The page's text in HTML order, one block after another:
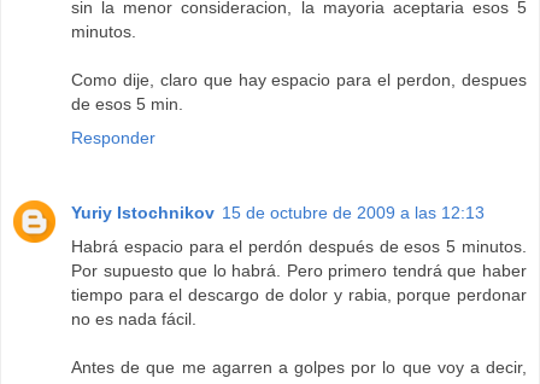
sin la menor consideracion, la mayoria aceptaria esos 5
minutos.
Como dije, claro que hay espacio para el perdon, despues
de esos 5 min.
Responder
Yuriy Istochnikov 15 de octubre de 2009 a las 12:13
Habrá espacio para el perdón después de esos 5 minutos.
Por supuesto que lo habrá. Pero primero tendrá que haber
tiempo para el descargo de dolor y rabia, porque perdonar
no es nada fácil.
Antes de que me agarren a golpes por lo que voy a decir,